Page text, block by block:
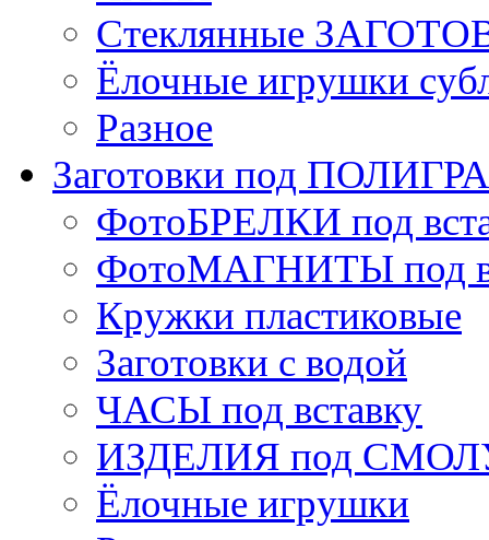
Стеклянные
Ёлочные игрушки
Разное
Заготовки под
ФотоБРЕЛКИ под
ФотоМАГНИТЫ под
Кружки пластиковые
Заготовки с водой
ЧАСЫ под вставку
ИЗДЕЛИЯ под
Ёлочные игрушки